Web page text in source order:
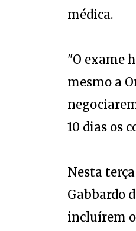
médica.
"O exame
mesmo a
10 dias os
Nesta
Gabbardo
incluírem